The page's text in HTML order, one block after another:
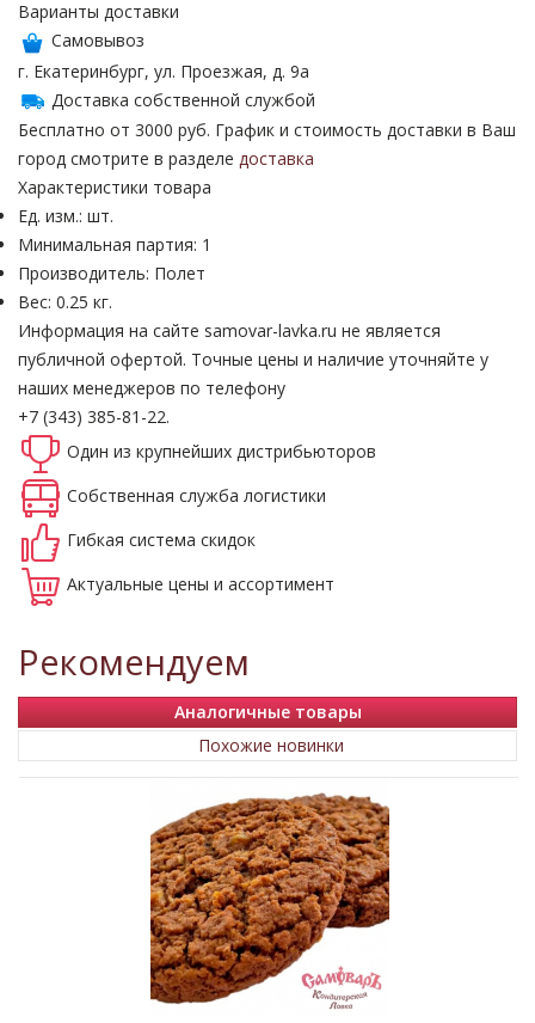
Варианты доставки
Самовывоз
г. Екатеринбург, ул. Проезжая, д. 9а
Доставка собственной службой
Бесплатно от 3000 руб. График и стоимость доставки в Ваш
город смотрите в разделе доставка
Характеристики товара
Ед. изм.: шт.
Минимальная партия: 1
Производитель: Полет
Вес: 0.25 кг.
Информация на сайте samovar-lavka.ru не является
публичной офертой. Точные цены и наличие уточняйте у
наших менеджеров по телефону
+7 (343) 385-81-22.
Один из крупнейших дистрибьюторов
Собственная служба логистики
Гибкая система скидок
Актуальные цены и ассортимент
Рекомендуем
Аналогичные товары
Похожие новинки